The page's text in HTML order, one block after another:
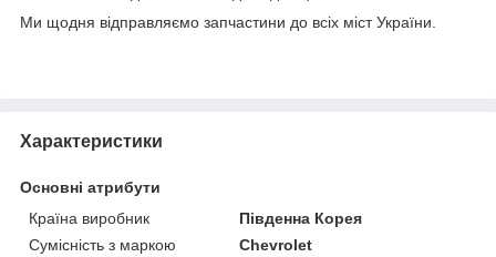
Ми щодня відправляємо запчастини до всіх міст України.
Характеристики
Основні атрибути
Країна виробник
Південна Корея
Сумісність з маркою
Chevrolet